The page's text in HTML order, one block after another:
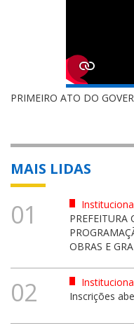
PRIMEIRO ATO DO
MAIS LIDAS
01
PREFEITURA
OBRAS E
02
Inscrições